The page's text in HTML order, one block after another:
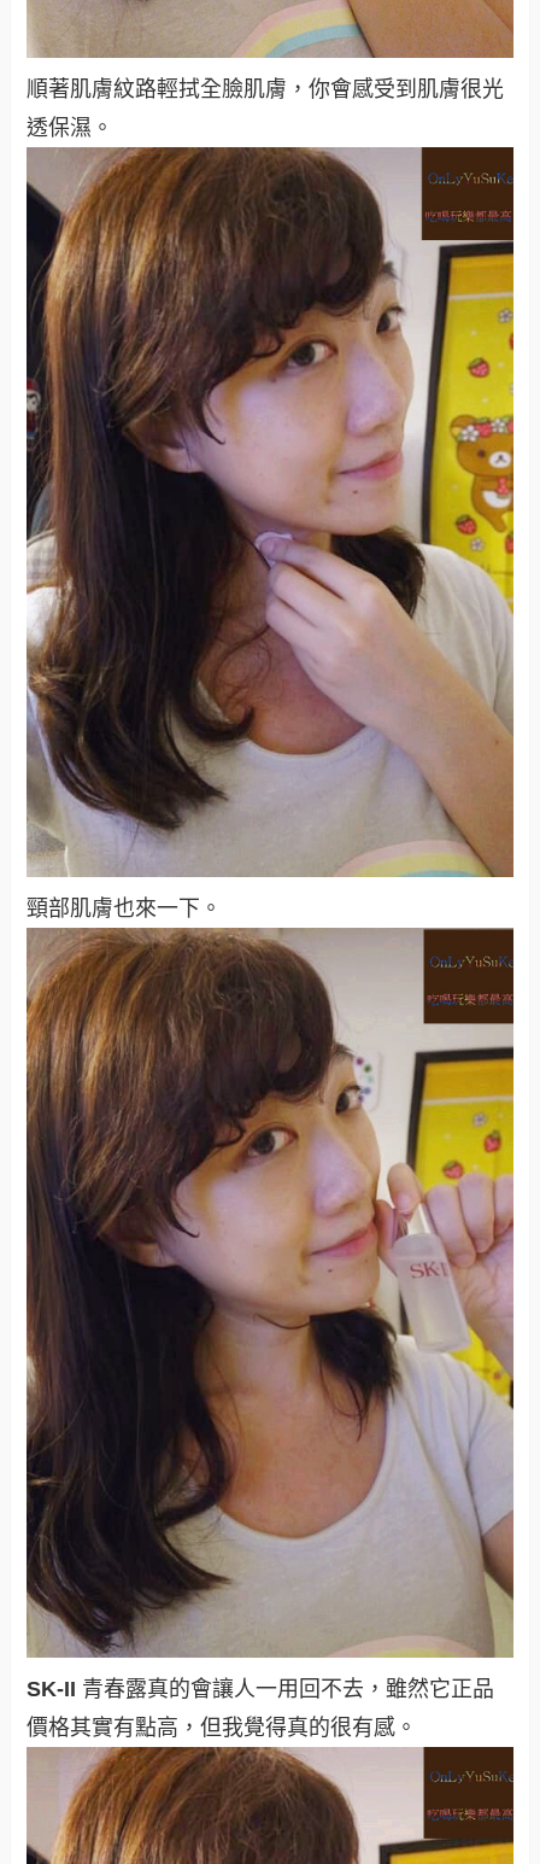
順著肌膚紋路輕拭全臉肌膚，你會感受到肌膚很光
透保濕。
頸部肌膚也來一下。
SK-II 青春露真的會讓人一用回不去，雖然它正品
價格其實有點高，但我覺得真的很有感 。